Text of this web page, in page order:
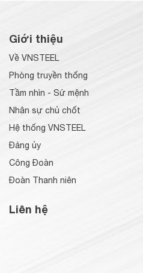
Giới thiệu
Về VNSTEEL
Phòng truyền thống
Tầm nhìn - Sứ mệnh
Nhân sự chủ chốt
Hệ thống VNSTEEL
Đảng ủy
Công Đoàn
Đoàn Thanh niên
Liên hệ